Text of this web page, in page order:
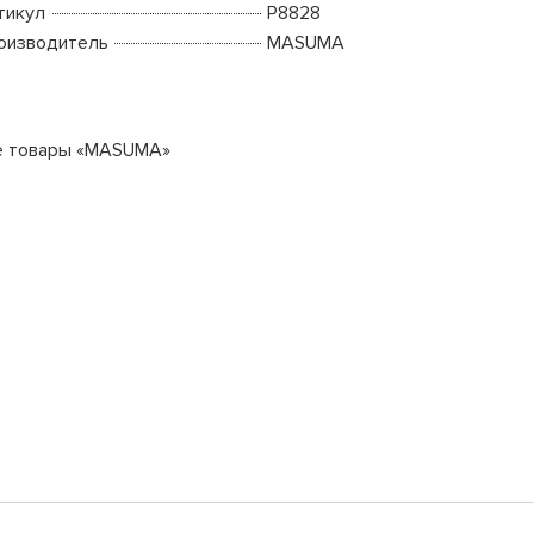
P8828
MASUMA
товары «MASUMA»